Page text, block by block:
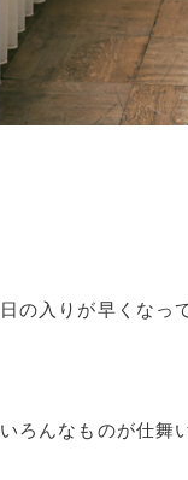
日の入りが早くなっ
いろんなものが仕舞